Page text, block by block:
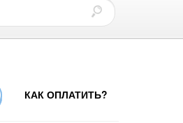
КАК ОПЛАТИТЬ?